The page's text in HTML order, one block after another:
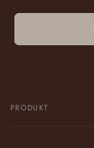
Dein
PRODUKT